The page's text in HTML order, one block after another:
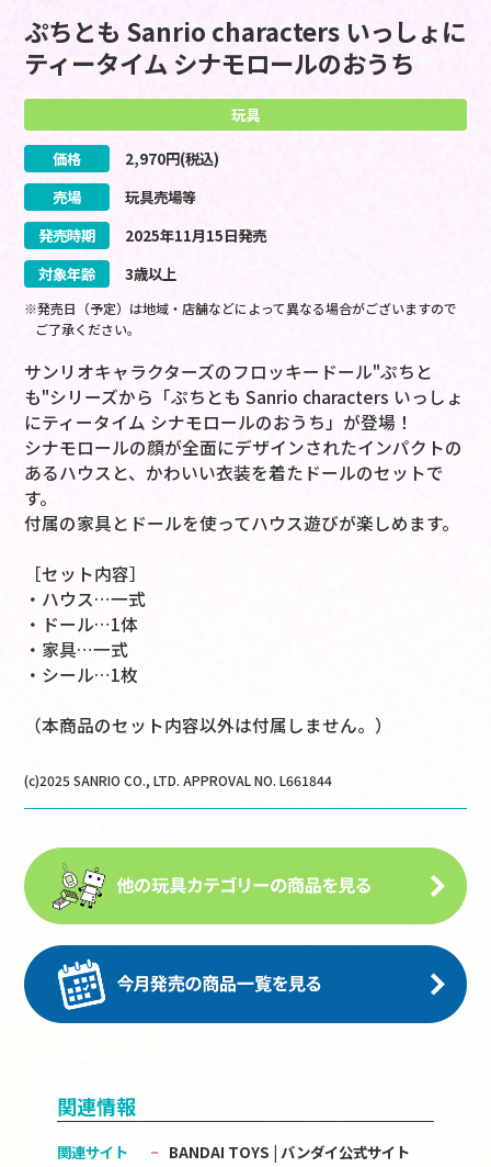
ぷちとも Sanrio characters いっしょに
ティータイム シナモロールのおうち
玩具
価格 2,970円(税込)
売場
玩具売場等
発売時期
2025年11月15日発売
対象年齢
3歳以上
※発売日（予定）は地域・店舗などによって異なる場合がございますので
ご了承ください。
サンリオキャラクターズのフロッキードール"ぷちと
も"シリーズから「ぷちとも Sanrio characters いっしょ
にティータイム シナモロールのおうち」が登場！
シナモロールの顔が全面にデザインされたインパクトの
あるハウスと、かわいい衣装を着たドールのセットで
す。
付属の家具とドールを使ってハウス遊びが楽しめます。
［セット内容］
・ハウス…一式
・ドール…1体
・家具…一式
・シール…1枚
（本商品のセット内容以外は付属しません。）
(c)2025 SANRIO CO., LTD. APPROVAL NO. L661844
関連情報
関連サイト
BANDAI TOYS | バンダイ公式サイト